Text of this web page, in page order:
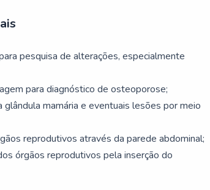
pesquisa de alterações, especialmente
para diagnóstico de osteoporose;
glândula mamária e eventuais lesões por meio
reprodutivos através da parede abdominal;
órgãos reprodutivos pela inserção do